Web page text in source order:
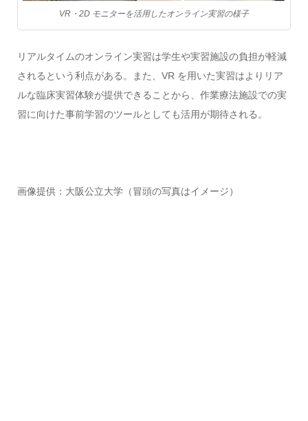
VR・2D モニターを活用したオンライン実習の様子
リアルタイムのオンライン実習は学生や実習施設の負担が軽減
されるという利点がある。また、VR を用いた実習はよりリア
ルな臨床実習体験が提供できることから、作業療法施設での実
習に向けた事前学習のツールとしても活用が期待される。
画像提供：大阪公立大学（冒頭の写真はイメージ）